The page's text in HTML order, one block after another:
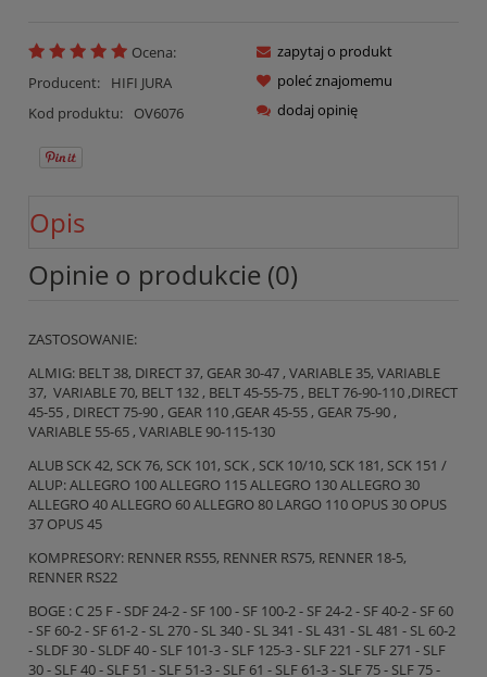
Ocena:
Producent:
HIFI JURA
Kod produktu:
OV6076
zapytaj o produkt
poleć znajomemu
dodaj opinię
Opis
Opinie o produkcie (0)
ZASTOSOWANIE:
ALMIG: BELT 38, DIRECT 37, GEAR 30-47 , VARIABLE 35, VARIABLE
37, VARIABLE 70, BELT 132 , BELT 45-55-75 , BELT 76-90-110 ,DIRECT
45-55 , DIRECT 75-90 , GEAR 110 ,GEAR 45-55 , GEAR 75-90 ,
VARIABLE 55-65 , VARIABLE 90-115-130
ALUB SCK 42, SCK 76, SCK 101, SCK , SCK 10/10, SCK 181, SCK 151 /
ALUP: ALLEGRO 100 ALLEGRO 115 ALLEGRO 130 ALLEGRO 30
ALLEGRO 40 ALLEGRO 60 ALLEGRO 80 LARGO 110 OPUS 30 OPUS
37 OPUS 45
KOMPRESORY: RENNER RS55, RENNER RS75, RENNER 18-5,
RENNER RS22
BOGE : C 25 F - SDF 24-2 - SF 100 - SF 100-2 - SF 24-2 - SF 40-2 - SF 60
- SF 60-2 - SF 61-2 - SL 270 - SL 340 - SL 341 - SL 431 - SL 481 - SL 60-2
- SLDF 30 - SLDF 40 - SLF 101-3 - SLF 125-3 - SLF 221 - SLF 271 - SLF
30 - SLF 40 - SLF 51 - SLF 51-3 - SLF 61 - SLF 61-3 - SLF 75 - SLF 75 -